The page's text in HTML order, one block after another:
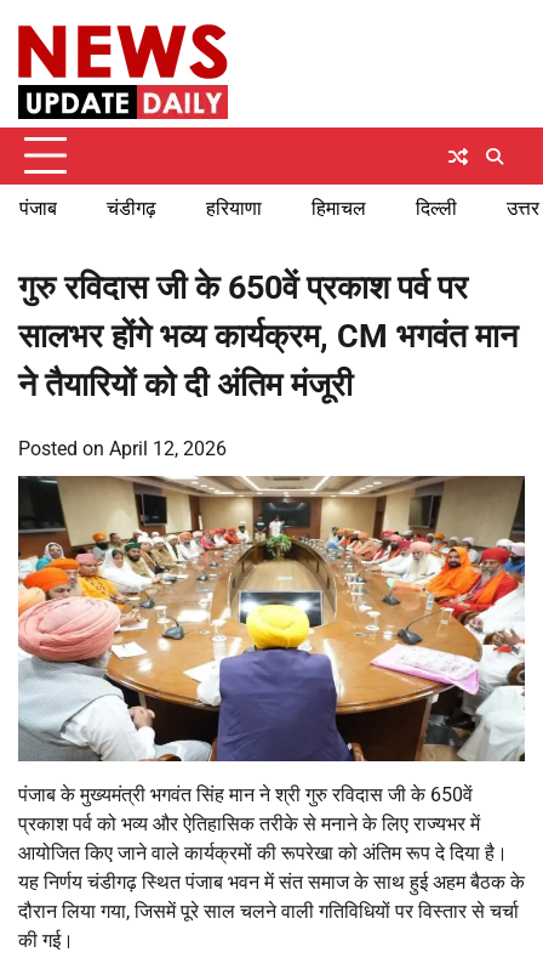
content
पंजाब चंडीगढ़ हरियाणा हिमाचल दिल्ली
गुरु रविदास जी के 650वें प्रकाश पर्व पर
सालभर होंगे भव्य कार्यक्रम, CM भगवंत मान
ने तैयारियों को दी अंतिम मंजूरी
Posted on April 12, 2026
पंजाब के मुख्यमंत्री भगवंत सिंह मानने श्री गुरु रविदास जी के 650वें
प्रकाश पर्व को भव्य और ऐतिहासिक तरीके से मनाने के लिए राज्यभर में
आयोजित किए जाने वाले कार्यक्रमों की रूपरेखा को अंतिम रूप दे दिया है।
यह निर्णय चंडीगढ़ स्थित पंजाब भवन में संत समाज के साथ हुई अहम बैठक के
दौरान लिया गया, जिसमें पूरे साल चलने वाली गतिविधियों पर विस्तार से चर्चा
की गई।